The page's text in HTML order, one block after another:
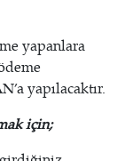
yapanlara
yapılacaktır.
için;